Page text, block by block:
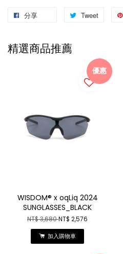
分享 Tweet
精選商品推薦
優惠
WISDOM® x oqLiq 2024
SUNGLASSES_BLACK
NT$ 3,680NT$ 2,576
加入購物車